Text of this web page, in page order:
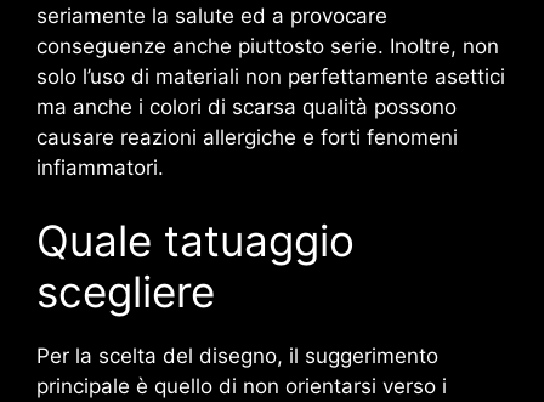
seriamente la salute ed a provocare
conseguenze anche piuttosto serie. Inoltre, non
solo l’uso di materiali non perfettamente asettici
ma anche i colori di scarsa qualità possono
causare reazioni allergiche e forti fenomeni
infiammatori.
Quale tatuaggio
scegliere
Per la scelta del disegno, il suggerimento
principale è quello di non orientarsi verso i